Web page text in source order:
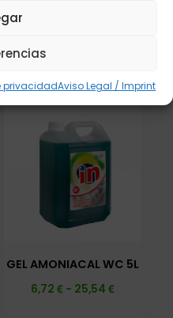
privacidadAviso Legal / Imprint
GEL AMONIACAL WC 5L
6,72 € - 25,54 €